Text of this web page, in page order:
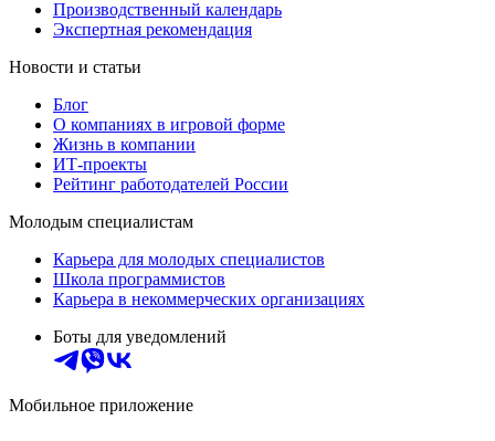
Производственный календарь
Экспертная рекомендация
Новости и статьи
Блог
О компаниях в игровой форме
Жизнь в компании
ИТ-проекты
Рейтинг работодателей России
Молодым специалистам
Карьера для молодых специалистов
Школа программистов
Карьера в некоммерческих организациях
Боты для уведомлений
Мобильное приложение